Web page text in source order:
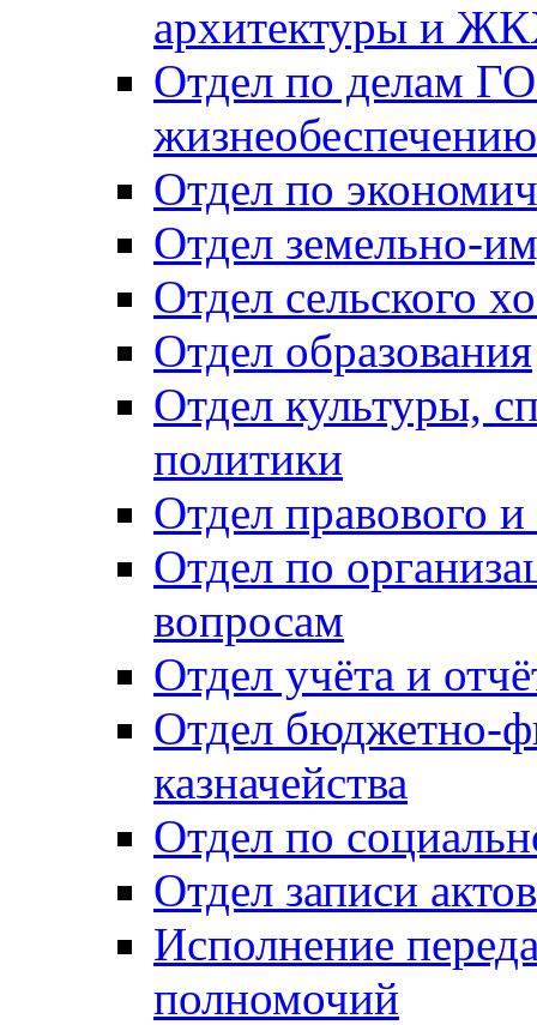
архитектуры и
Отдел по делам
Отдел по
Отдел земельно-
Отдел сельского
Отдел образования
Отдел культуры,
политики
Отдел правового
Отдел по
вопросам
Отдел учёта и
Отдел бюджетно-
казначейства
Отдел по
Отдел записи
Исполнение
полномочий